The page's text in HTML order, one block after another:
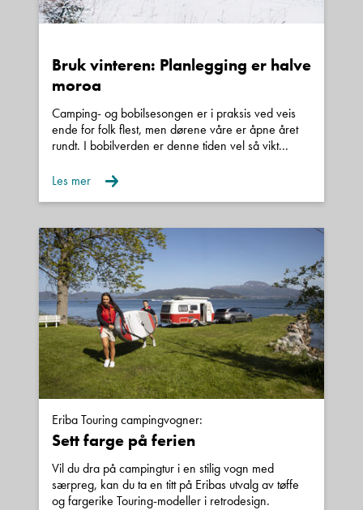
Bruk vinteren: Planlegging er halve
moroa
Camping- og bobilsesongen er i praksis ved veis
ende for folk flest, men dørene våre er åpne året
rundt. I bobilverden er denne tiden vel så vikt...
Les mer
Eriba Touring campingvogner:
Sett farge på ferien
Vil du dra på campingtur i en stilig vogn med
særpreg, kan du ta en titt på Eribas utvalg av tøffe
og fargerike Touring-modeller i retrodesign.